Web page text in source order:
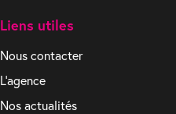
Liens utiles
Nous contacter
L'agence
Nos actualités